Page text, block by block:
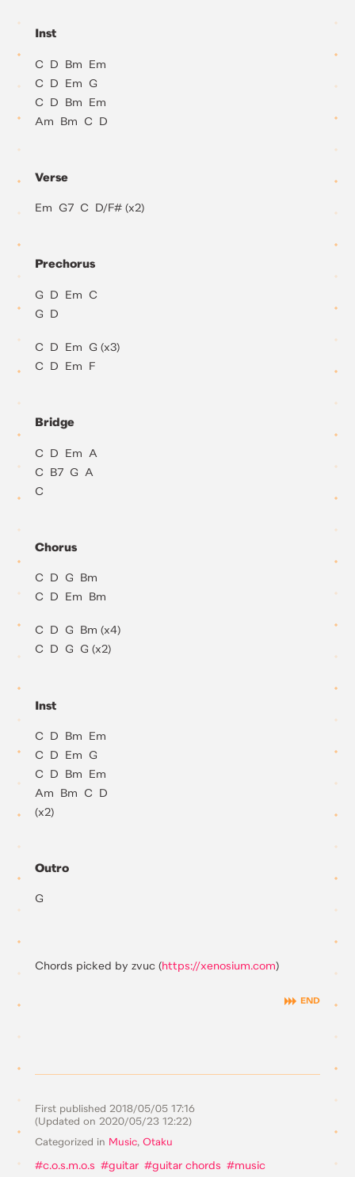
Inst
C D Bm Em
C D Em G
C D Bm Em
Am Bm C D
Verse
Em G7 C D/F# (x2)
Prechorus
G D Em C
G D
C D Em G (x3)
C D Em F
Bridge
C D Em A
C B7 G A
C
Chorus
C D G Bm
C D Em Bm
C D G Bm (x4)
C D G G (x2)
Inst
C D Bm Em
C D Em G
C D Bm Em
Am Bm C D
(x2)
Outro
G
Chords picked by zvuc (https://xenosium.com)
First published 2018/05/05 17:16
(Updated on 2020/05/23 12:22)
Categorized in Music, Otaku
c.o.s.m.o.s guitar guitar chords
music